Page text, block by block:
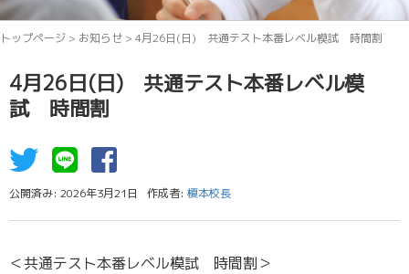
トップページ > お知らせ > 4月26日(日) 共通テスト本番レベル模試 時間割
4月26日(日) 共通テスト本番レベル模
試 時間割
公開済み: 2026年3月21日 作成者: 榎本校長
＜共通テスト本番レベル模試 時間割＞